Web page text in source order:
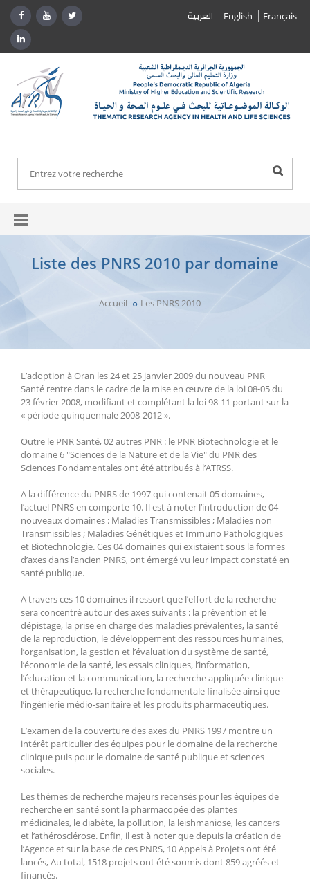
العربية English Français
Liste des PNRS 2010 par domaine
Accueil Les PNRS 2010
L’adoption à Oran les 24 et 25 janvier 2009 du nouveau PNR
Santé rentre dans le cadre de la mise en œuvre de la loi 08-05 du
23 février 2008, modifiant et complétant la loi 98-11 portant sur la
« période quinquennale 2008-2012 ».
Outre le PNR Santé, 02 autres PNR : le PNR Biotechnologie et le
domaine 6 "Sciences de la Nature et de la Vie" du PNR des
Sciences Fondamentales ont été attribués à l’ATRSS.
A la différence du PNRS de 1997 qui contenait 05 domaines,
l’actuel PNRS en comporte 10. Il est à noter l’introduction de 04
nouveaux domaines : Maladies Transmissibles ; Maladies non
Transmissibles ; Maladies Génétiques et Immuno Pathologiques
et Biotechnologie. Ces 04 domaines qui existaient sous la formes
d’axes dans l’ancien PNRS, ont émergé vu leur impact constaté en
santé publique.
A travers ces 10 domaines il ressort que l’effort de la recherche
sera concentré autour des axes suivants : la prévention et le
dépistage, la prise en charge des maladies prévalentes, la santé
de la reproduction, le développement des ressources humaines,
l’organisation, la gestion et l’évaluation du système de santé,
l’économie de la santé, les essais cliniques, l’information,
l’éducation et la communication, la recherche appliquée clinique
et thérapeutique, la recherche fondamentale finalisée ainsi que
l’ingénierie médio-sanitaire et les produits pharmaceutiques.
L’examen de la couverture des axes du PNRS 1997 montre un
intérêt particulier des équipes pour le domaine de la recherche
clinique puis pour le domaine de santé publique et sciences
sociales.
Les thèmes de recherche majeurs recensés pour les équipes de
recherche en santé sont la pharmacopée des plantes
médicinales, le diabète, la pollution, la leishmaniose, les cancers
et l’athérosclérose. Enfin, il est à noter que depuis la création de
l’Agence et sur la base de ces PNRS, 10 Appels à Projets ont été
lancés, Au total, 1518 projets ont été soumis dont 859 agréés et
financés.